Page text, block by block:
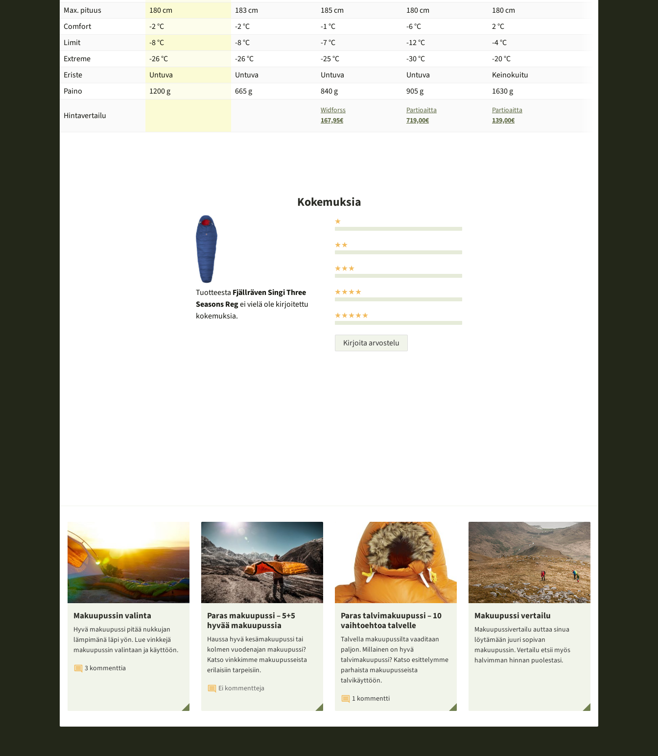
Max. pituus
180 cm 183 cm 185 cm 180 cm
180 cm
Comfort
-2 °C -2 °C -1 °C -6 °C
2 °C
Limit
-8 °C -8 °C -7 °C -12 °C
-4 °C
Extreme
-26 °C -26 °C -25 °C -30 °C
-20 °C
Eriste
Untuva Untuva Untuva Untuva
Keinokuitu
Paino
1200 g 665 g 840 g 905 g 1630 g
Hintavertailu
Widforss
167,95€
Partioaitta
719,00€
Partioaitta
139,00€
Kokemuksia
Tuotteesta Fjällräven Singi Three
Seasons Regei vielä ole kirjoitettu
kokemuksia.
Kirjoita arvostelu
Makuupussin valinta
Hyvä makuupussi pitää nukkujan
lämpimänä läpi yön. Lue vinkkejä
makuupussin valintaan ja käyttöön.
3 kommenttia
Paras makuupussi – 5+5
hyvää makuupussia
Haussa hyvä kesämakuupussi tai
kolmen vuodenajan makuupussi?
Katso vinkkimme makuupusseista
erilaisiin tarpeisiin.
Ei kommentteja
Paras talvimakuupussi – 10
vaihtoehtoa talvelle
Talvella makuupussilta vaaditaan
paljon. Millainen on hyvä
talvimakuupussi? Katso esittelymme
parhaista makuupusseista
talvikäyttöön.
1 kommentti
Makuupussi vertailu
Makuupussivertailu auttaa sinua
löytämään juuri sopivan
makuupussin. Vertailu etsii myös
halvimman hinnan puolestasi.